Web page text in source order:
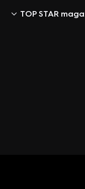
TOP STAR